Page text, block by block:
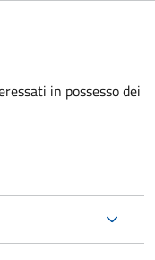
in possesso dei